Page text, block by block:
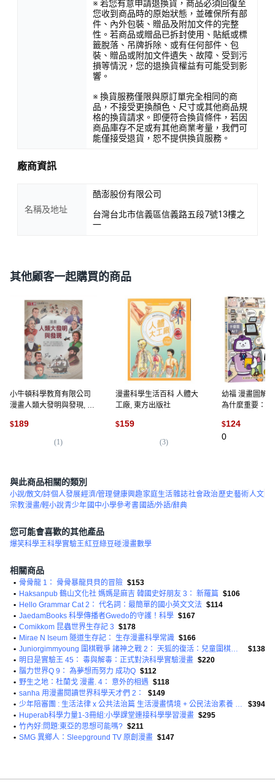
※ 若您有意申請退換貨，商品必須回復至
您收到商品時的原始狀態，並確保所有部
件、內外包裝、贈品及附加文件的完整
性。若商品或贈品已拆封使用、貼紙或標
籤脫落、吊牌拆除、或有任何部件、包
裝、贈品或附加文件遺失、故障、受到污
損等情況，您的退換貨權益有可能受到影
響。
※ 換貨服務僅限與原訂單完全相同的商
品，不接受更換顏色、尺寸或其他商品規
格的換貨請求。即便符合換貨條件，若因
商品庫存不足或有其他商業考量，我們可
能僅接受退貨，恕不提供換貨服務。
廠商資訊
名稱及地址
酷澎股份有限公司
台灣台北市信義區信義路五段7號13樓之
一
其他顧客一起購買的商品
小牛頓科學教育有限公司
漫畫人類大發明與發現, 平
$189
(1)
漫畫科學生活百科 人體大
工廠, 東方出版社
$159
(3)
幼福 漫畫圖解
為什麼重要：AI
創, 趙貞怡/ 陳英
$124
0
與此商品相關的類別
小說/散文/詩個人發展經濟/管理健康興趣家庭生活雜誌社會政治歷史藝術人文
宗教漫畫/輕小說青少年國中小學參考書國語/外語/辭典
您可能會喜歡的其他產品
爆笑科學王科學實驗王紅豆綠豆碰漫畫數學
相關商品
• 骨骨龍 1： 骨骨暴龍貝貝的冒險 $153
• Haksanpub 鶴山文化社 媽媽是麻吉 韓國史好朋友 3： 新羅篇 $106
• Hello Grammar Cat 2： 代名詞：最簡單的國小英文文法 $114
• JaedamBooks 科學傳播者Gwedo的守護！科學 $167
• Comikkom 昆蟲世界生存記 3 $178
• Mirae N Iseum 隧道生存記： 生存漫畫科學常識 $166
•
Juniorgimmyoung 圍棋戰爭 諸神之戰 2： 天狐的復活：兒童圍棋學習漫畫
$138
• 明日是實驗王 45： 毒與解毒：正式對決科學實驗漫畫 $220
• 腦力世界Q 9： 為夢想而努力 成功Q $112
• 野生之地：杜蘭戈 漫畫. 4： 意外的相遇 $118
• sanha 用漫畫閱讀世界科學天才們 2：
$149
•
少年陪審團 : 生活法律 x 公共法治篇 生活漫畫情境 + 公民法治素養 避開無所不在的犯罪地雷 共兩冊
$394
• Huperab科學力量1-3冊組:小學課堂連接科學學習漫畫 $295
• 竹內好:問題:東亞的思想可能嗎? $211
• SMG 異鄉人：Sleepground TV 原創漫畫 $147